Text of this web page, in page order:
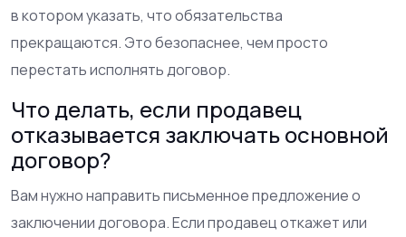
в котором указать, что обязательства
прекращаются. Это безопаснее, чем просто
перестать исполнять договор.
Что делать, если продавец
отказывается заключать основной
договор?
Вам нужно направить письменное предложение о
заключении договора. Если продавец откажет или